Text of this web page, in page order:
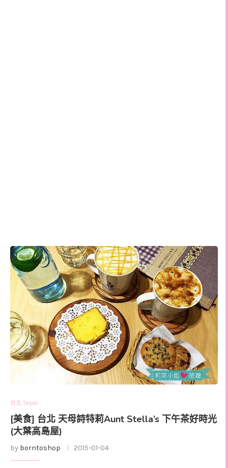
台北 Taipei
[美食] 台北 天母詩特莉Aunt Stella’s 下午茶好時光
(大葉高島屋)
by borntoshop 2015-01-04